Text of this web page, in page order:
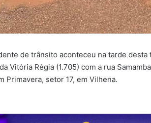
de trânsito aconteceu na tarde
Vitória Régia (1.705) com a rua
Primavera, setor 17, em Vilhena.